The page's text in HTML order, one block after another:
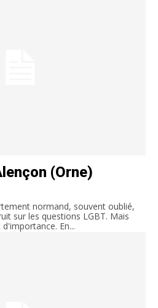
(Orne)
normand, souvent oublié,
sur les questions LGBT. Mais
En...